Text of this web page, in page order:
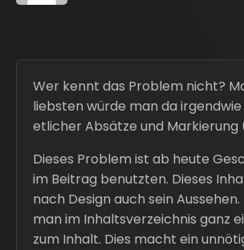
Wer kennt das Problem nicht?
liebsten würde man da
etlicher Absätze und
Dieses Problem ist ab heute
im Beitrag benutzten. Dieses
nach Design auch sein
man im Inhaltsverzeichnis ganz
zum Inhalt. Dies macht ein